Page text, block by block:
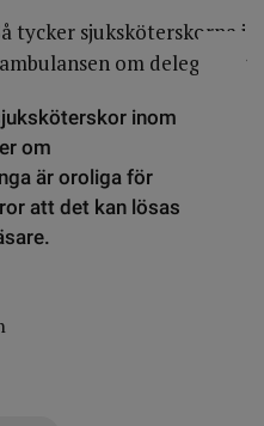
inom
om
är oroliga för
att det kan lösas